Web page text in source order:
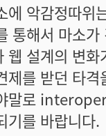
에 악감정따
통해서 마소
웹 설계의 변
제를 받던 타
말로
기를 바랍니다.